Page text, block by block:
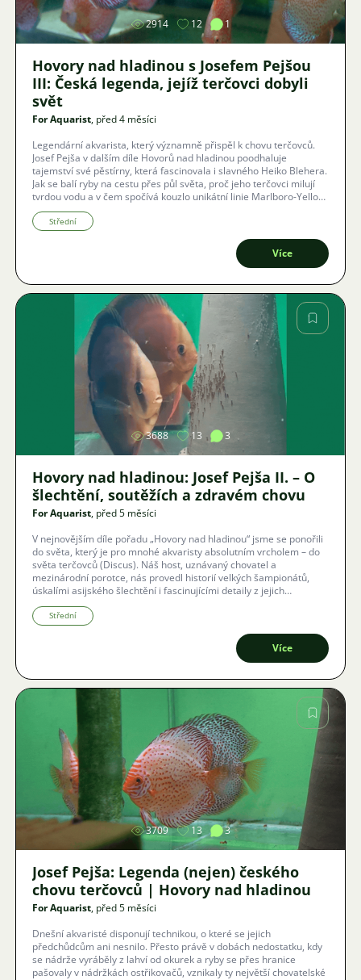
2914 12 1
Hovory nad hladinou s Josefem Pejšou
III: Česká legenda, jejíž terčovci dobyli
svět
For Aquarist, před 4 měsíci
Legendární akvarista, který významně přispěl k chovu terčovců.
Josef Pejša v dalším díle Hovorů nad hladinou poodhaluje
tajemství své pěstírny, která fascinovala i slavného Heiko Blehera.
Jak se balí ryby na cestu přes půl světa, proč jeho terčovci milují
tvrdou vodu a v čem spočívá kouzlo unikátní linie Marlboro-Yellow-
Face? Nahlédněte do království, které je důkazem, že s poctivou
prací lze dosáhnout světových úspěchů i v českých podmínkách.
Střední
Více
Obrázek
3688 13 3
Hovory nad hladinou: Josef Pejša II. – O
šlechtění, soutěžích a zdravém chovu
For Aquarist, před 5 měsíci
V nejnovějším díle pořadu „Hovory nad hladinou“ jsme se ponořili
do světa, který je pro mnohé akvaristy absolutním vrcholem – do
světa terčovců (Discus). Náš host, uznávaný chovatel a
mezinárodní porotce, nás provedl historií velkých šampionátů,
úskalími asijského šlechtění i fascinujícími detaily z jejich
přirozeného odchovu.
Střední
Více
Obrázek
3709 13 3
Josef Pejša: Legenda (nejen) českého
chovu terčovců | Hovory nad hladinou
For Aquarist, před 5 měsíci
Dnešní akvaristé disponují technikou, o které se jejich
předchůdcům ani nesnilo. Přesto právě v dobách nedostatku, kdy
se nádrže vyráběly z lahví od okurek a ryby se přes hranice
pašovaly v nádržkách ostřikovačů, vznikaly ty největší chovatelské